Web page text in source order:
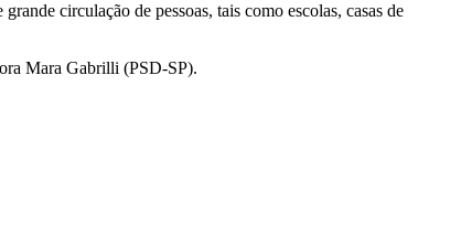
circulação de pessoas, tais como escolas, casas de
Mara Gabrilli (PSD-SP).